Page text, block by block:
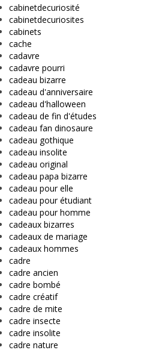
cabinetdecuriosité
cabinetdecuriosites
cabinets
cache
cadavre
cadavre pourri
cadeau bizarre
cadeau d'anniversaire
cadeau d'halloween
cadeau de fin d'études
cadeau fan dinosaure
cadeau gothique
cadeau insolite
cadeau original
cadeau papa bizarre
cadeau pour elle
cadeau pour étudiant
cadeau pour homme
cadeaux bizarres
cadeaux de mariage
cadeaux hommes
cadre
cadre ancien
cadre bombé
cadre créatif
cadre de mite
cadre insecte
cadre insolite
cadre nature